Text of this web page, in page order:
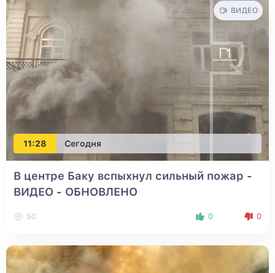
11:28 Сегодня
ВИДЕО
В центре Баку вспыхнул сильный пожар -
ВИДЕО - ОБНОВЛЕНО
50 0 0